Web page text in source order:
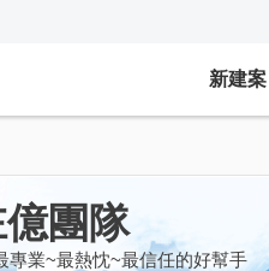
新建案
團隊
專業~最熱忱~最信任的好幫手